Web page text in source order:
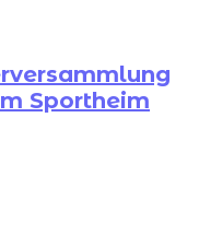
Sportheim